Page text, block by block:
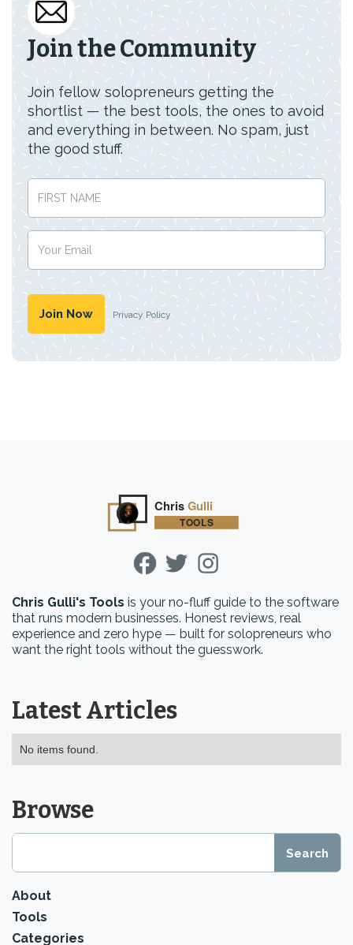
Join the Community
Join fellow solopreneurs getting the
shortlist — the best tools, the ones to avoid
and everything in between. No spam, just
the good stuff.
Privacy Policy
Chris Gulli's Tools is your no-fluff guide to the software
that runs modern businesses. Honest reviews, real
experience and zero hype — built for solopreneurs who
want the right tools without the guesswork.
Latest Articles
No items found.
Browse
About
Tools
Categories